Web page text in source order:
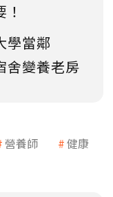
學當鄰
舍變養老房
營養師
健康